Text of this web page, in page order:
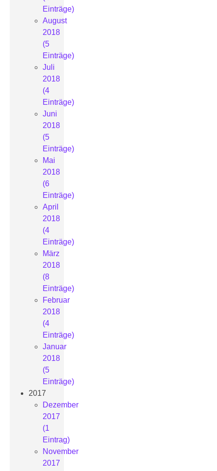
Einträge)
August
2018
(5
Einträge)
Juli
2018
(4
Einträge)
Juni
2018
(5
Einträge)
Mai
2018
(6
Einträge)
April
2018
(4
Einträge)
März
2018
(8
Einträge)
Februar
2018
(4
Einträge)
Januar
2018
(5
Einträge)
2017
Dezember
2017
(1
Eintrag)
November
2017